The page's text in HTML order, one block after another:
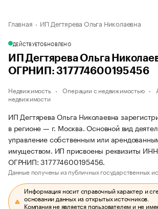
Главная ИП Дегтярева Ольга Николаевна
ДЕЙСТВУЕТОБНОВЛЕНО
ИП Дегтярева Ольга
ОГРНИП: 317774600195456
Недвижимость Операции с недвижимостью
недвижимости
ИП Дегтярева Ольга Николаевна
в регионе — г. Москва. Основной вид
управление собственным или
имуществом. ИП присвоены реквизиты
ОГРНИП: 317774600195456.
Данные получены из публичных государственных
Информация носит справочный характер и
основании данных из открытых источников.
Компания не является пользователем и не